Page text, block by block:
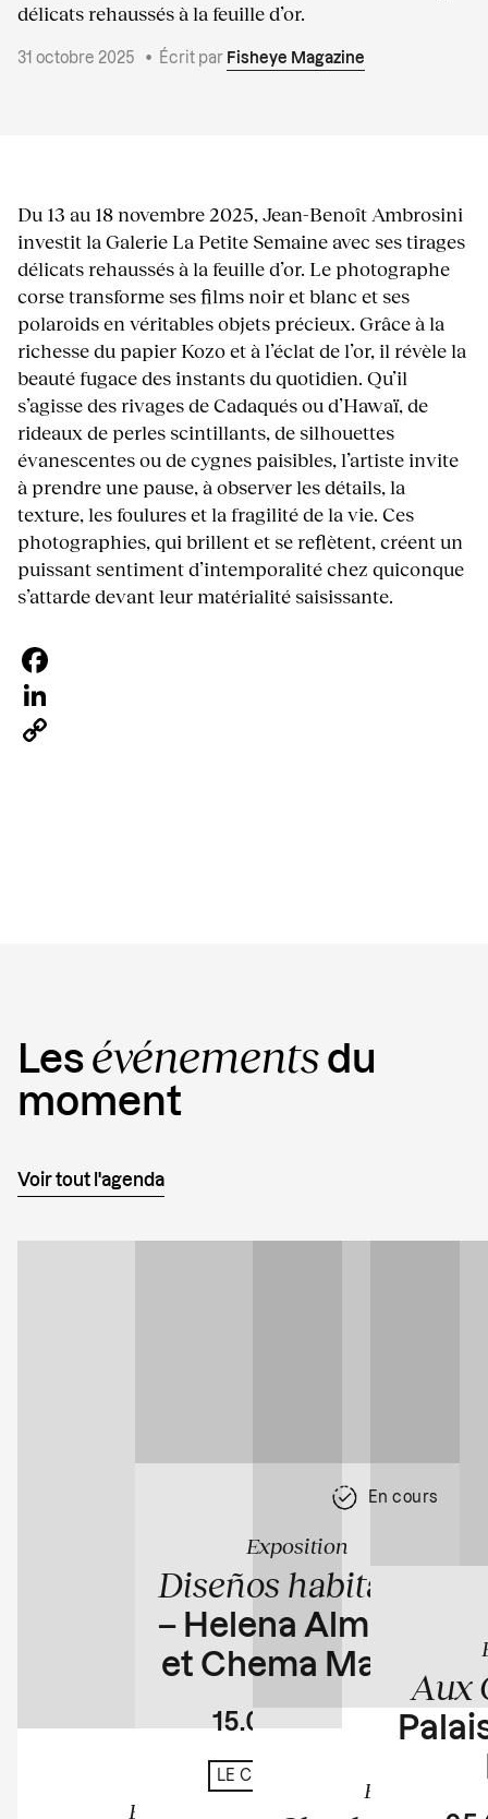
délicats rehaussés à la feuille d’or.
31 octobre 2025 • Écrit par Fisheye Magazine
Du 13 au 18 novembre 2025, Jean-Benoît Ambrosini
investit la Galerie La Petite Semaine avec ses tirages
délicats rehaussés à la feuille d’or. Le photographe
corse transforme ses films noir et blanc et ses
polaroids en véritables objets précieux. Grâce à la
richesse du papier Kozo et à l’éclat de l’or, il révèle la
beauté fugace des instants du quotidien. Qu’il
s’agisse des rivages de Cadaqués ou d’Hawaï, de
rideaux de perles scintillants, de silhouettes
évanescentes ou de cygnes paisibles, l’artiste invite
à prendre une pause, à observer les détails, la
texture, les foulures et la fragilité de la vie. Ces
photographies, qui brillent et se reflètent, créent un
puissant sentiment d’intemporalité chez quiconque
s’attarde devant leur matérialité saisissante.
Facebook
LinkedIn
Les événements du
moment
Voir tout l'agenda
En cours
Exposition
En cours
Exposition
Diseños habitados
– Helena Almeida
et Chema Madoz
15.04 23.08
LE CHÂTEAU D'EAU
Exposition
Aux